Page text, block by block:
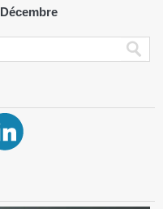
Décembre